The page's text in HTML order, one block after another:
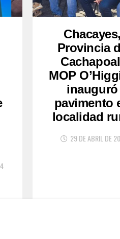
Chacayes,
Provincia
MOP
inauguró
pavimento
localidad
29 DE ABRIL DE